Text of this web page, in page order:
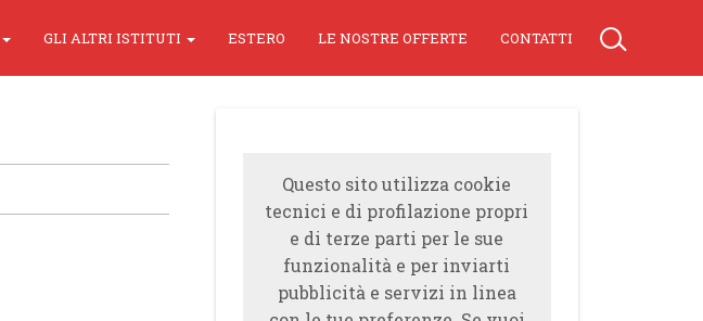
GLI ALTRI ISTITUTI ESTERO LE NOSTRE OFFERTE CONTATTI
Questo sito utilizza cookie
tecnici e di profilazione propri
e di terze parti per le sue
funzionalità e per inviarti
pubblicità e servizi in linea